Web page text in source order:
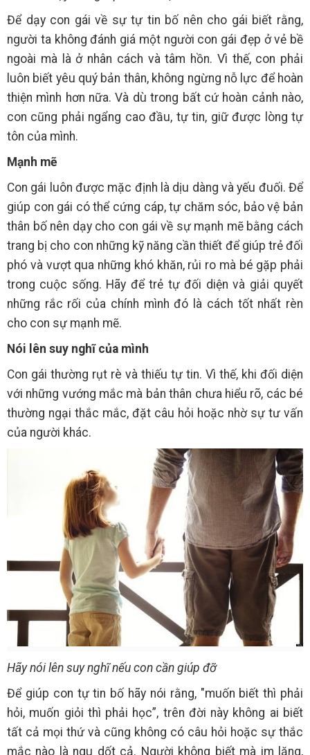
Để dạy con gái về sự tự tin bố nên cho gái biết rằng,
người ta không đánh giá một người con gái đẹp ở vẻ bề
ngoài mà là ở nhân cách và tâm hồn. Vì thế, con phải
luôn biết yêu quý bản thân, không ngừng nỗ lực để hoàn
thiện mình hơn nữa. Và dù trong bất cứ hoàn cảnh nào,
con cũng phải ngẩng cao đầu, tự tin, giữ được lòng tự
tôn của mình.
Mạnh mẽ
Con gái luôn được mặc định là dịu dàng và yếu đuối. Để
giúp con gái có thể cứng cáp, tự chăm sóc, bảo vệ bản
thân bố nên dạy cho con gái về sự mạnh mẽ bằng cách
trang bị cho con những kỹ năng cần thiết để giúp trẻ đối
phó và vượt qua những khó khăn, rủi ro mà bé gặp phải
trong cuộc sống. Hãy để trẻ tự đối diện và giải quyết
những rắc rối của chính mình đó là cách tốt nhất rèn
cho con sự mạnh mẽ.
Nói lên suy nghĩ của mình
Con gái thường rụt rè và thiếu tự tin. Vì thế, khi đối diện
với những vướng mắc mà bản thân chưa hiểu rõ, các bé
thường ngại thắc mắc, đặt câu hỏi hoặc nhờ sự tư vấn
của người khác.
Hãy nói lên suy nghĩ nếu con cần giúp đỡ
Để giúp con tự tin bố hãy nói rằng, "muốn biết thì phải
hỏi, muốn giỏi thì phải học”, trên đời này không ai biết
tất cả mọi thứ và cũng không có câu hỏi hoặc sự thắc
mắc nào là ngu dốt cả. Người không biết mà im lặng,